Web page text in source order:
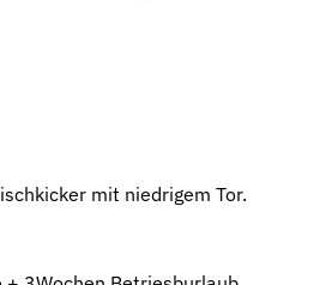
mit niedrigem Tor.